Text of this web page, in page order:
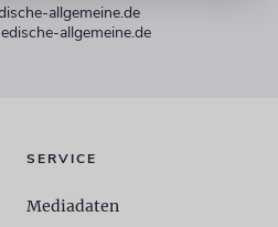
allgemeine.de
allgemeine.de
SERVICE
Mediadaten